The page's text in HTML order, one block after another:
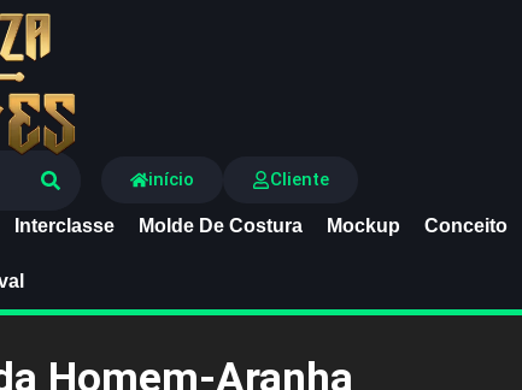
Interclasse Molde De Costura Mockup Conceito
início Cliente
Homem-Aranha